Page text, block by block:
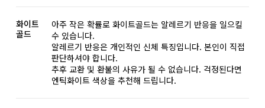
화이트
골드
아주 작은 확률로 화이트골드는 알레르기 반응을 일으킬
수 있습니다.
알레르기 반응은 개인적인 신체 특징입니다. 본인이 직접
판단하셔야 합니다.
추후 교환 및 환불의 사유가 될 수 없습니다. 걱정된다면
엔틱화이트 색상을 추천해 드립니다.